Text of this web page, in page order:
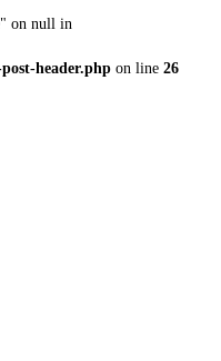
on null in
header.php on line 26